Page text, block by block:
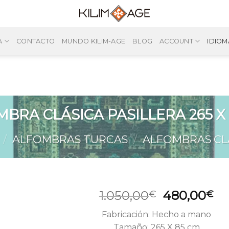
CONTACTO MUNDO KILIM-AGE BLOG ACCOUNT
CLÁSICA PASILLERA 265
/ ALFOMBRAS TURCAS / ALFOMBRAS
1.050,00€
El
precio
original
480,00€El
Fabricación: Hecho a mano
Tamaño: 265 X 85 cm